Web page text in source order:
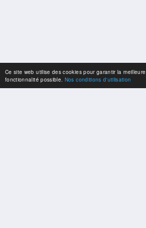
Ce site web utilise des cookies pour garantir la meilleure
fonctionnalité possible. Nos conditions d'utilisation